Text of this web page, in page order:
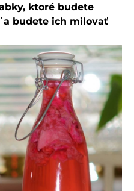
ktoré budete
a budete ich milovať